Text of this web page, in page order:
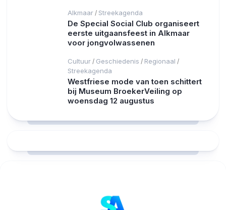
Alkmaar / Streekagenda
De Special Social Club organiseert
eerste uitgaansfeest in Alkmaar
voor jongvolwassenen
Cultuur / Geschiedenis / Regionaal /
Streekagenda
Westfriese mode van toen schittert
bij Museum BroekerVeiling op
woensdag 12 augustus